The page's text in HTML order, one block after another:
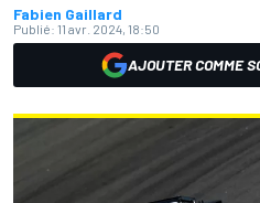
Fabien Gaillard
Publié: 11 avr. 2024, 18:50
AJOUTER COMME